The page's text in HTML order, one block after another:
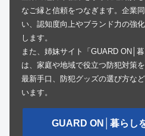
なご縁と信頼をつなぎます。企業
い、認知度向上やブランド力の強
します。
また、姉妹サイト「GUARD ON│
は、家庭や地域で役立つ防犯対策
最新手口、防犯グッズの選び方な
います。
GUARD ON│暮らし